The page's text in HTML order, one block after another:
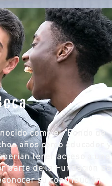
como el "Fondo de
años como educador y
tener acceso a una
parte de la Fundación
su contribución